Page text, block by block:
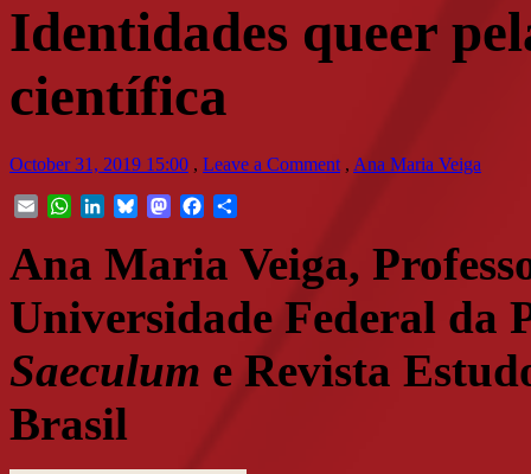
Identidades queer
científica
October 31, 2019 15:00 , Leave a Comment , Ana Maria Veiga
Email WhatsApp
LinkedInBlueskyMastodonFacebook
Ana Maria Veiga,
Universidade Federal da
Saeculum e Revista
Brasil